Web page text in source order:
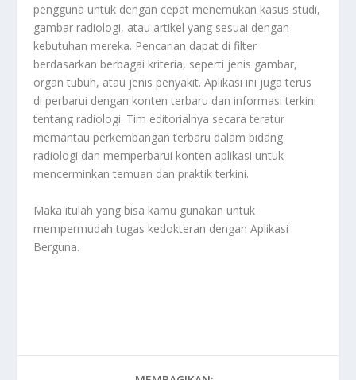
pengguna untuk dengan cepat menemukan kasus studi,
gambar radiologi, atau artikel yang sesuai dengan
kebutuhan mereka. Pencarian dapat di filter
berdasarkan berbagai kriteria, seperti jenis gambar,
organ tubuh, atau jenis penyakit. Aplikasi ini juga terus
di perbarui dengan konten terbaru dan informasi terkini
tentang radiologi. Tim editorialnya secara teratur
memantau perkembangan terbaru dalam bidang
radiologi dan memperbarui konten aplikasi untuk
mencerminkan temuan dan praktik terkini.
Maka itulah yang bisa kamu gunakan untuk
mempermudah tugas kedokteran denganAplikasi
Berguna.